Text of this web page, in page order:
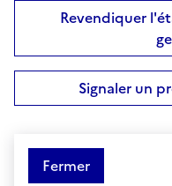
Revendiquer
Signaler un
Fermer